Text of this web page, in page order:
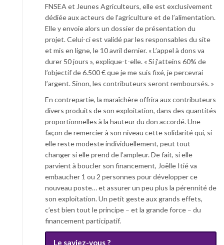
FNSEA et Jeunes Agriculteurs, elle est exclusivement
dédiée aux acteurs de l’agriculture et de l’alimentation.
Elle y envoie alors un dossier de présentation du
projet. Celui-ci est validé par les responsables du site
et mis en ligne, le 10 avril dernier. « L’appel à dons va
durer 50 jours », explique-t-elle. « Si j’atteins 60% de
l’objectif de 6.500 € que je me suis fixé, je percevrai
l’argent. Sinon, les contributeurs seront remboursés. »
En contrepartie, la maraîchère offrira aux contributeurs
divers produits de son exploitation, dans des quantités
proportionnelles à la hauteur du don accordé. Une
façon de remercier à son niveau cette solidarité qui, si
elle reste modeste individuellement, peut tout
changer si elle prend de l’ampleur. De fait, si elle
parvient à boucler son financement, Joëlle Itié va
embaucher 1 ou 2 personnes pour développer ce
nouveau poste… et assurer un peu plus la pérennité de
son exploitation. Un petit geste aux grands effets,
c’est bien tout le principe – et la grande force – du
financement participatif.
Le saviez-vous ?